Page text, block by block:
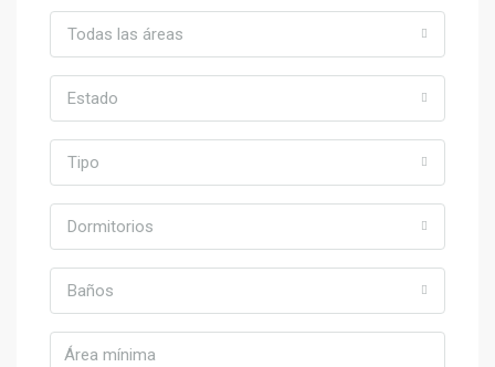
Todas las áreas
Estado
Tipo
Dormitorios
Baños